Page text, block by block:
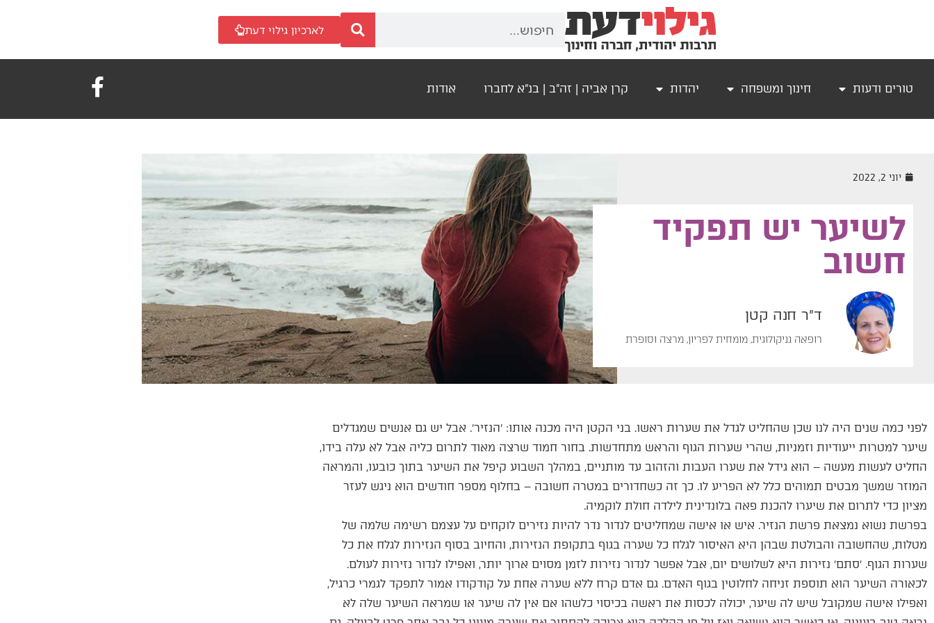
לארכיון גילוי דעת
טורים ודעות חינוך ומשפחה יהדות קרן אביה | זה"ב | בנ"א לחברו אודות
יוני 2, 2022
לשיער יש תפקיד
חשוב
ד"ר חנה קטן
רופאה גניקולוגית, מומחית לפריון, מרצה וסופרת
לפני כמה שנים היה לנו שכן שהחליט לגדל את שערות ראשו. בני הקטן היה מכנה אותו: ׳הנזיר׳. אבל יש גם אנשים שמגדלים
שיער למטרות ייעודיות וזמניות, שהרי שערות הגוף והראש מתחדשות. בחור חמוד שרצה מאוד לתרום כליה אבל לא עלה בידו,
החליט לעשות מעשה – הוא גידל את שערו העבות והזהוב עד מותניים, במהלך השבוע קיפל את השיער בתוך כובעו, והמראה
המוזר שמשך מבטים תמוהים כלל לא הפריע לו. כך זה כשחדורים במטרה חשובה – בחלוף מספר חודשים הוא ניגש לעזר
מציון כדי לתרום את שיערו להכנת פאה בלונדינית לילדה חולת לוקמיה.
בפרשת נשוא נמצאת פרשת הנזיר. איש או אישה שמחליטים לנדור נדר להיות נזירים לוקחים על עצמם רשימה שלמה של
מטלות, שהחשובה והבולטת שבהן היא האיסור לגלח כל שערה בגוף בתקופת הנזירות, והחיוב בסוף הנזירות לגלח את כל
שערות הגוף. ׳סתם׳ נזירות היא לשלושים יום, אבל אפשר לנדור נזירות לזמן מסוים ארוך יותר, ואפילו לנדור נזירות לעולם.
לכאורה השיער הוא תוספת זניחה לחלוטין בגוף האדם. גם אדם קרח ללא שערה אחת על קודקודו אמור לתפקד לגמרי כרגיל,
ואפילו אישה שמקובל שיש לה שיער, יכולה לכסות את ראשה בכיסוי כלשהו אם אין לה שיער או שמראה השיער שלה לא